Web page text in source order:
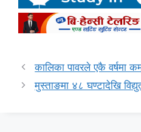
कालिका पावरले एकै वर्षमा
मुस्ताङमा ४८ घण्टादेखि